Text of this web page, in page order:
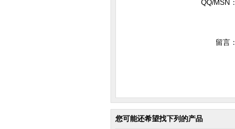
QQ/MSN：
留言：
您可能还希望找下列的产品